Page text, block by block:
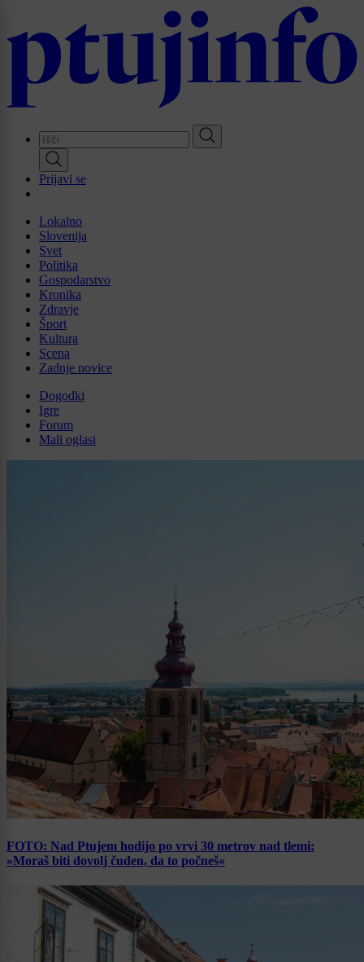
main
Prijavi se
Lokalno
Slovenija
Svet
Politika
Gospodarstvo
Kronika
Zdravje
Šport
Kultura
Scena
Zadnje novice
Dogodki
Igre
Forum
Mali oglasi
FOTO: Nad Ptujem hodijo po vrvi 30 metrov nad tlemi:
»Moraš biti dovolj čuden, da to počneš«